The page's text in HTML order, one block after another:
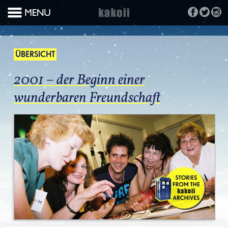
ÜBERSICHT
2001 – der Beginn einer
wunderbaren Freundschaft